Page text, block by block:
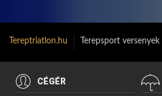
Tereptriatlon.hu Terepsport versenyek
CÉGÉR